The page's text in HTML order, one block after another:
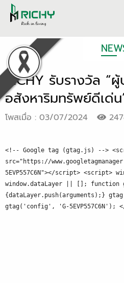
RICHY รับรางวัล “
อสังหาริมทรัพย์ดีเด่น
โพสเมื่อ : 03/07/2024
<!-- Google tag (gtag.js) -->
src="https://
5EVP557C6N"></script> <script>
window.dataLayer || []; function
{dataLayer.push(arguments);}
gtag('config', 'G-5EVP557C6N');